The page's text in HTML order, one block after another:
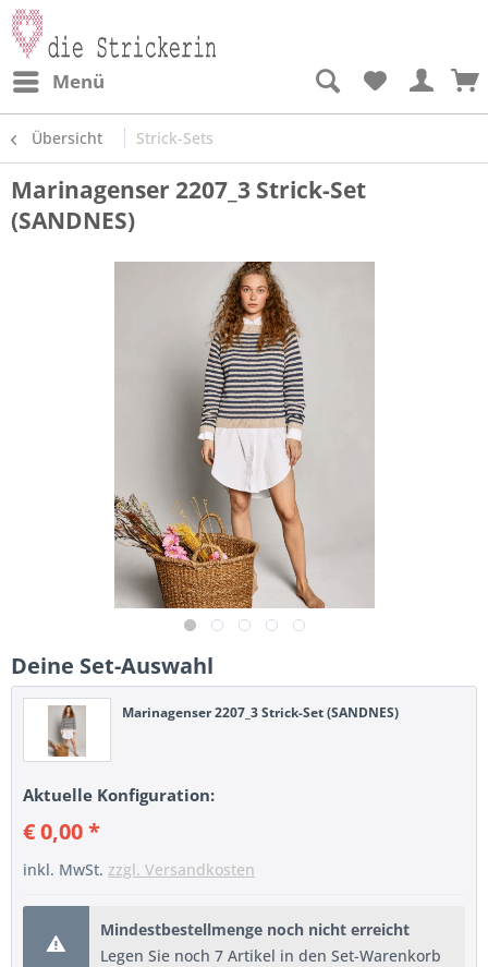
Menü
Übersicht Strick-Sets
Marinagenser 2207_3 Strick-Set
(SANDNES)
Deine Set-Auswahl
Marinagenser 2207_3 Strick-Set (SANDNES)
Aktuelle Konfiguration:
€ 0,00 *
inkl. MwSt. zzgl. Versandkosten
Mindestbestellmenge noch nicht erreicht
Legen Sie noch 7 Artikel in den Set-Warenkorb